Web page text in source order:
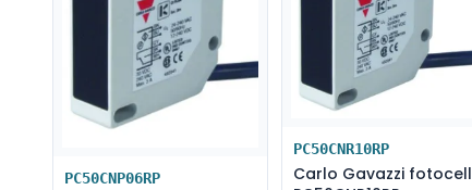
PC50CNP06RP
PC50CNR10RP
Carlo Gavazzi fotocell